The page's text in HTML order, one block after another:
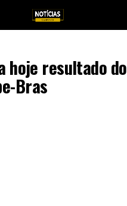
hoje resultado do
Bras